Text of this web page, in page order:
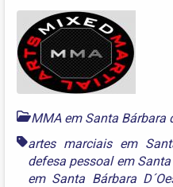
MMA em Santa Bárbara
artes marciais em
defesa pessoal em Santa
em Santa Bárbara